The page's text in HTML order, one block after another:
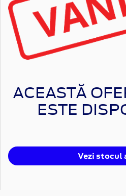
ACEASTĂ
ESTE
Vezi stocul